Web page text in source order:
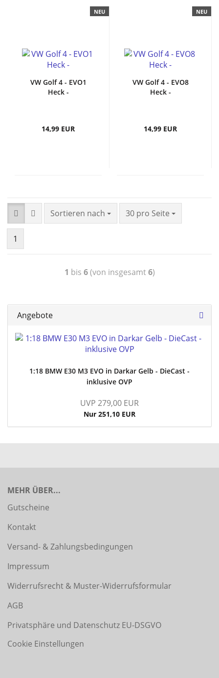
NEU
VW Golf 4 - EVO1
Heck -
14,99 EUR
NEU
VW Golf 4 - EVO8
Heck -
14,99 EUR
Sortieren nach 30 pro Seite
1
1 bis 6(von insgesamt6)
Angebote
1:18 BMW E30 M3 EVO in Darkar Gelb - DieCast -
inklusive OVP
UVP 279,00 EUR
Nur 251,10 EUR
MEHR ÜBER...
Gutscheine
Kontakt
Versand- & Zahlungsbedingungen
Impressum
Widerrufsrecht & Muster-Widerrufsformular
AGB
Privatsphäre und Datenschutz EU-DSGVO
Cookie Einstellungen